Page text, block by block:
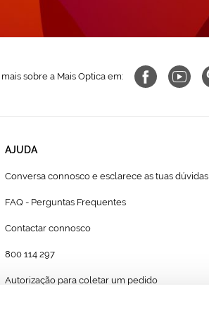
sobre a Mais Optica em:
AJUDA
Conversa connosco e esclarece as tuas dúvidas
FAQ - Perguntas Frequentes
Contactar connosco
800 114 297
Autorização para coletar um pedido